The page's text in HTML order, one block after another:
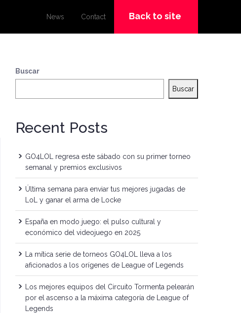
Back to site
News Contact
Buscar
Buscar
Recent Posts
GO4LOL regresa este sábado con su primer torneo
semanal y premios exclusivos
Última semana para enviar tus mejores jugadas de
LoL y ganar el arma de Locke
España en modo juego: el pulso cultural y
económico del videojuego en 2025
La mítica serie de torneos GO4LOL lleva a los
aficionados a los orígenes de League of Legends
Los mejores equipos del Circuito Tormenta pelearán
por el ascenso a la máxima categoría de League of
Legends